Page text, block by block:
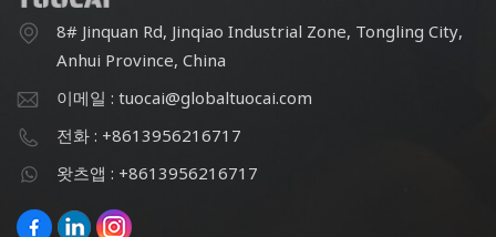
8# Jinquan Rd, Jinqiao Industrial Zone, Tongling City,
Anhui Province, China
이메일 : tuocai@globaltuocai.com
전화 : +8613956216717
왓츠앱 : +8613956216717